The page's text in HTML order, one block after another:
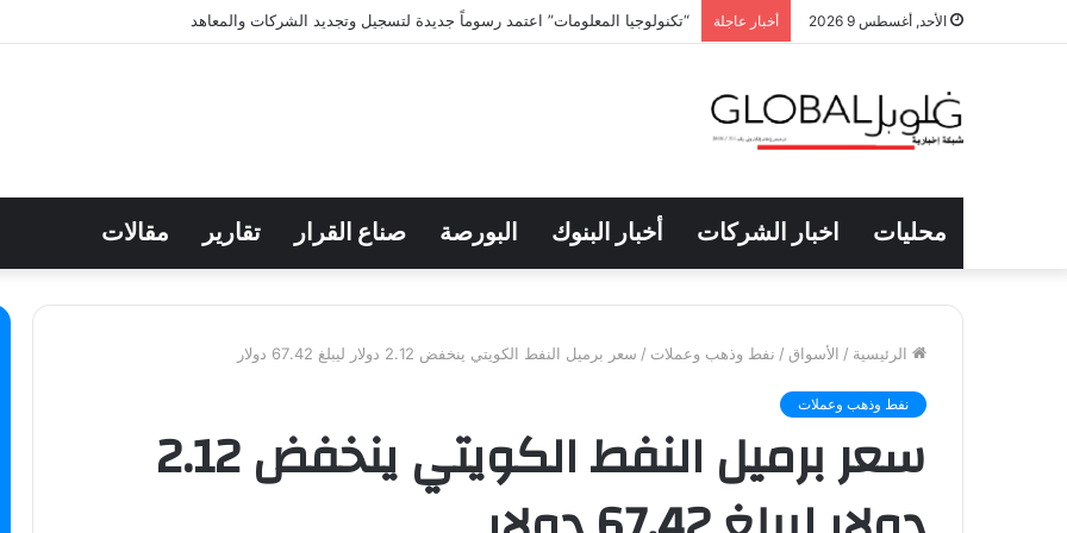
الأحد, أغسطس 9 2026 أخبار عاجلة “تكنولوجيا المعلومات” اعتمد رسوماً جديدة لتسجيل وتجديد الشركات والمعاهد
محليات اخبار الشركات أخبار البنوك البورصة صناع القرار تقارير مقالات
الرئيسية / الأسواق / نفط وذهب وعملات / سعر برميل النفط الكويتي ينخفض 2.12 دولار ليبلغ 67.42 دولار
نفط وذهب وعملات
سعر برميل النفط الكويتي ينخفض 2.12